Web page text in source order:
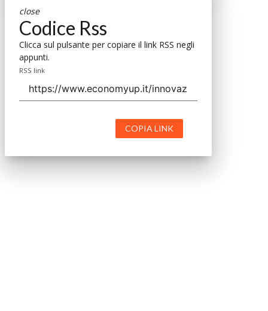
close
Codice Rss
Clicca sul pulsante per copiare il link RSS negli
appunti.
RSS link
COPIA LINK